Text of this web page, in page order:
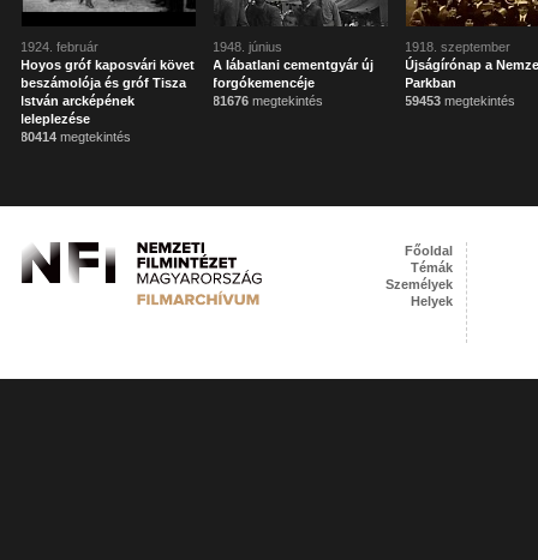
1924. február
Hoyos gróf kaposvári követ
beszámolója és gróf Tisza
István arcképének
leleplezése
80414 megtekintés
1948. június
A lábatlani cementgyár új
forgókemencéje
81676 megtekintés
1918. szeptember
Újságírónap a
Parkban
59453 megtekintés
Főoldal
Témák
Személyek
Helyek